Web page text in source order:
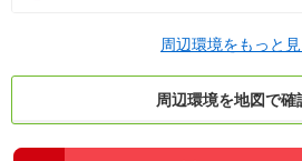
周辺環境をもっと
周辺環境を地図で確